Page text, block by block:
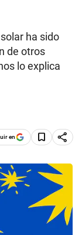
ha sido
de otros
lo explica
en